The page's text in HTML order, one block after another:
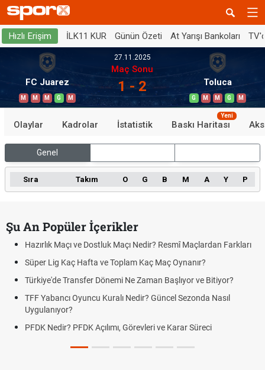
Hızlı Erişim İLK11 KUR Günün Özeti At Yarışı Bankoları
FC Juarez
M M M G M
27.11.2025
Maç Sonu
1 - 2 Toluca
G M M G M
Olaylar Kadrolar İstatistik Baskı Haritası
Yeni
Genel
Sıra Takım O G B M A Y P
Şu An Popüler İçerikler
Hazırlık Maçı ve Dostluk Maçı Nedir? Resmî Maçlardan Farkları
Süper Lig Kaç Hafta ve Toplam Kaç Maç Oynanır?
Türkiye'de Transfer Dönemi Ne Zaman Başlıyor ve Bitiyor?
TFF Yabancı Oyuncu Kuralı Nedir? Güncel Sezonda Nasıl
Uygulanıyor?
PFDK Nedir? PFDK Açılımı, Görevleri ve Karar Süreci